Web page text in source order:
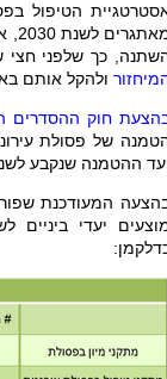
הטיפול
כך שלפני חצי
ולהקל אותם
חוק ההסדרים
ההטמנה שנקבע לשנת
המעודכנת